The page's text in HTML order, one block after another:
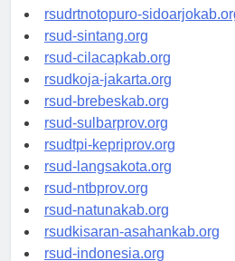
rsudksa-depok.org
rsudrtnotopuro-sidoarjokab.org
rsud-sintang.org
rsud-cilacapkab.org
rsudkoja-jakarta.org
rsud-brebeskab.org
rsud-sulbarprov.org
rsudtpi-kepriprov.org
rsud-langsakota.org
rsud-ntbprov.org
rsud-natunakab.org
rsudkisaran-asahankab.org